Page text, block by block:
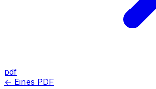
pdf
← Eines PDF